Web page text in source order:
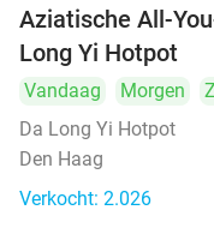
Aziatische All-
Long Yi Hotpot
Vandaag Morgen
Da Long Yi Hotpot
Den Haag
Verkocht: 2.026